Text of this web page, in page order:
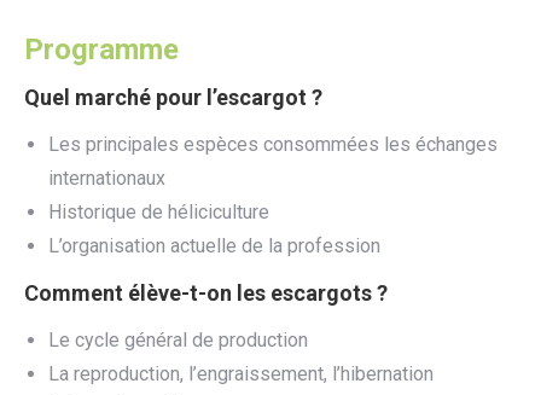
Programme
Quel marché pour l’escargot ?
Les principales espèces consommées les échanges
internationaux
Historique de héliciculture
L’organisation actuelle de la profession
Comment élève-t-on les escargots ?
Le cycle général de production
La reproduction, l’engraissement, l’hibernation